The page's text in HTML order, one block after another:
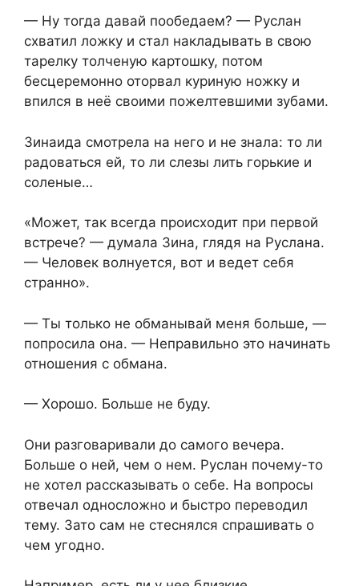
— Ну тогда давай пообедаем? — Руслан
схватил ложку и стал накладывать в свою
тарелку толченую картошку, потом
бесцеремонно оторвал куриную ножку и
впился в неё своими пожелтевшими зубами.
Зинаида смотрела на него и не знала: то ли
радоваться ей, то ли слезы лить горькие и
соленые…
«Может, так всегда происходит при первой
встрече? — думала Зина, глядя на Руслана.
— Человек волнуется, вот и ведет себя
странно».
— Ты только не обманывай меня больше, —
попросила она. — Неправильно это начинать
отношения с обмана.
— Хорошо. Больше не буду.
Они разговаривали до самого вечера.
Больше о ней, чем о нем. Руслан почему-то
не хотел рассказывать о себе. На вопросы
отвечал односложно и быстро переводил
тему. Зато сам не стеснялся спрашивать о
чем угодно.